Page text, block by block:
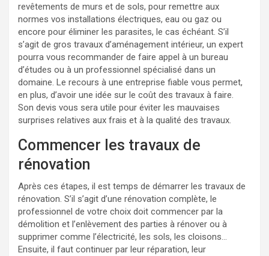
revêtements de murs et de sols, pour remettre aux
normes vos installations électriques, eau ou gaz ou
encore pour éliminer les parasites, le cas échéant. S’il
s’agit de gros travaux d’aménagement intérieur, un expert
pourra vous recommander de faire appel à un bureau
d’études ou à un professionnel spécialisé dans un
domaine. Le recours à une entreprise fiable vous permet,
en plus, d’avoir une idée sur le coût des travaux à faire.
Son devis vous sera utile pour éviter les mauvaises
surprises relatives aux frais et à la qualité des travaux.
Commencer les travaux de
rénovation
Après ces étapes, il est temps de démarrer les travaux de
rénovation. S’il s’agit d’une rénovation complète, le
professionnel de votre choix doit commencer par la
démolition et l’enlèvement des parties à rénover ou à
supprimer comme l’électricité, les sols, les cloisons…
Ensuite, il faut continuer par leur réparation, leur